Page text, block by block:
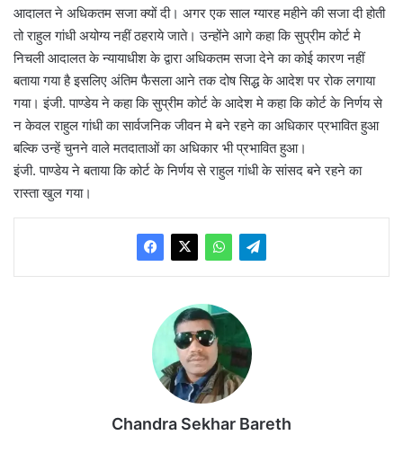
आदालत ने अधिकतम सजा क्यों दी। अगर एक साल ग्यारह महीने की सजा दी होती
तो राहुल गांधी अयोग्य नहीं ठहराये जाते। उन्होंने आगे कहा कि सुप्रीम कोर्ट मे
निचली आदालत के न्यायाधीश के द्वारा अधिकतम सजा देने का कोई कारण नहीं
बताया गया है इसलिए अंतिम फैसला आने तक दोष सिद्ध के आदेश पर रोक लगाया
गया। इंजी. पाण्डेय ने कहा कि सुप्रीम कोर्ट के आदेश मे कहा कि कोर्ट के निर्णय से
न केवल राहुल गांधी का सार्वजनिक जीवन मे बने रहने का अधिकार प्रभावित हुआ
बल्कि उन्हें चुनने वाले मतदाताओं का अधिकार भी प्रभावित हुआ।
इंजी. पाण्डेय ने बताया कि कोर्ट के निर्णय से राहुल गांधी के सांसद बने रहने का
रास्ता खुल गया।
Chandra Sekhar Bareth